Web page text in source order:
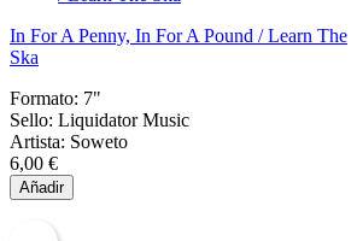
In For A Penny, In For A Pound / Learn The
Ska
Formato: 7"
Sello: Liquidator Music
Artista: Soweto
6,00 €
Añadir